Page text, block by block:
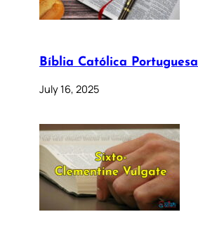
Bíblia Católica Portuguesa
July 16, 2025